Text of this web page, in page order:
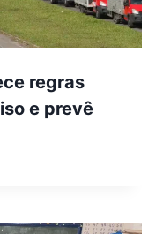
regras
e prevê